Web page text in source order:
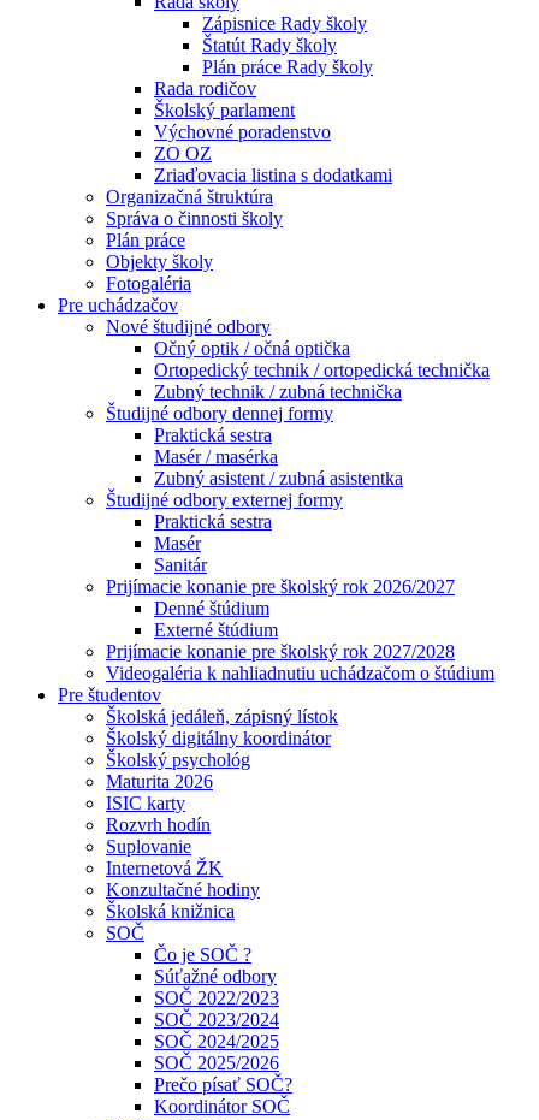
Zápisnice Rady školy
Štatút Rady školy
Plán práce Rady školy
Rada rodičov
Školský parlament
Výchovné poradenstvo
ZO OZ
Zriaďovacia listina s dodatkami
Organizačná štruktúra
Správa o činnosti školy
Plán práce
Objekty školy
Fotogaléria
Pre uchádzačov
Nové študijné odbory
Očný optik / očná optička
Ortopedický technik / ortopedická technička
Zubný technik / zubná technička
Študijné odbory dennej formy
Praktická sestra
Masér / masérka
Zubný asistent / zubná asistentka
Študijné odbory externej formy
Praktická sestra
Masér
Sanitár
Prijímacie konanie pre školský rok 2026/2027
Denné štúdium
Externé štúdium
Prijímacie konanie pre školský rok 2027/2028
Videogaléria k nahliadnutiu uchádzačom o štúdium
Pre študentov
Školská jedáleň, zápisný lístok
Školský digitálny koordinátor
Školský psychológ
Maturita 2026
ISIC karty
Rozvrh hodín
Suplovanie
Internetová ŽK
Konzultačné hodiny
Školská knižnica
SOČ
Čo je SOČ ?
Súťažné odbory
SOČ 2022/2023
SOČ 2023/2024
SOČ 2024/2025
SOČ 2025/2026
Prečo písať SOČ?
Koordinátor SOČ